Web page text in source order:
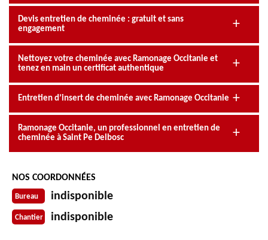
Devis entretien de cheminée : gratuit et sans
engagement
Nettoyez votre cheminée avec Ramonage Occitanie et
tenez en main un certificat authentique
Entretien d’insert de cheminée avec Ramonage Occitanie
Ramonage Occitanie, un professionnel en entretien de
cheminée à Saint Pe Delbosc
NOS COORDONNÉES
Bureau indisponible
Chantier indisponible